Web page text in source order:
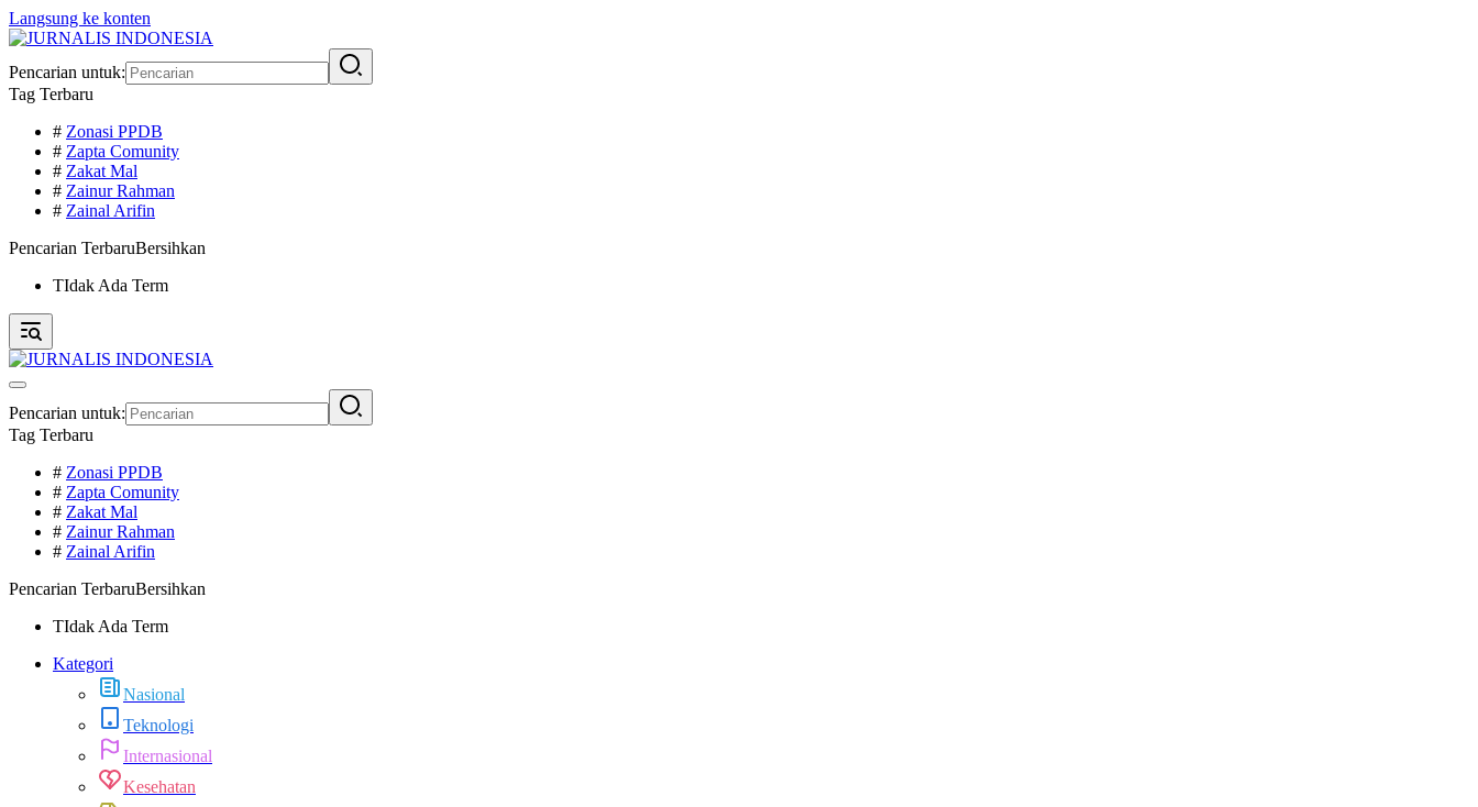
Langsung ke konten
Pencarian untuk:
Tag Terbaru
# Zonasi PPDB
# Zapta Comunity
# Zakat Mal
# Zainur Rahman
# Zainal Arifin
Pencarian TerbaruBersihkan
TIdak Ada Term
Pencarian untuk:
Tag Terbaru
# Zonasi PPDB
# Zapta Comunity
# Zakat Mal
# Zainur Rahman
# Zainal Arifin
Pencarian TerbaruBersihkan
TIdak Ada Term
Kategori
Nasional
Teknologi
Internasional
Kesehatan